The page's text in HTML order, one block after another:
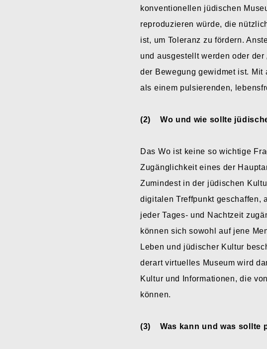
konventionellen jüdischen
reproduzieren würde, die
ist, um Toleranz zu fördern.
und ausgestellt werden oder
der Bewegung gewidmet ist.
als einem pulsierenden,
(2) Wo und wie sollte
Das Wo ist keine so wichtige
Zugänglichkeit eines der
Zumindest in der jüdischen
digitalen Treffpunkt geschaffen,
jeder Tages- und Nachtzeit
können sich sowohl auf jene
Leben und jüdischer Kultur
derart virtuelles Museum wird
Kultur und Informationen, die
können.
(3) Was kann und was sollte